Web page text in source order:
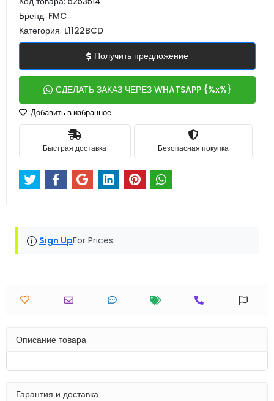
Бренд: FMC
Категория: L1122BCD
Получить предложение
СДЕЛАТЬ ЗАКАЗ ЧЕРЕЗ WHATSAPP {%x%}
Добавить в избранное
Быстрая доставка Безопасная покупка
Sign UpFor Prices.
Описание товара
Гарантия и доставка